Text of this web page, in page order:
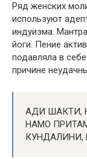
Ряд женских
используют
индуизма.
йоги. Пение
подавляла в
причине
АДИ ШАКТИ,
НАМО
КУНДАЛИНИ,